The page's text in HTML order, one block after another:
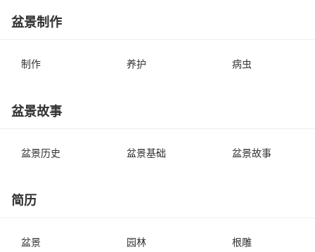
盆景制作
制作 养护 病虫
盆景故事
盆景历史 盆景基础 盆景故事
简历
盆景 园林 根雕